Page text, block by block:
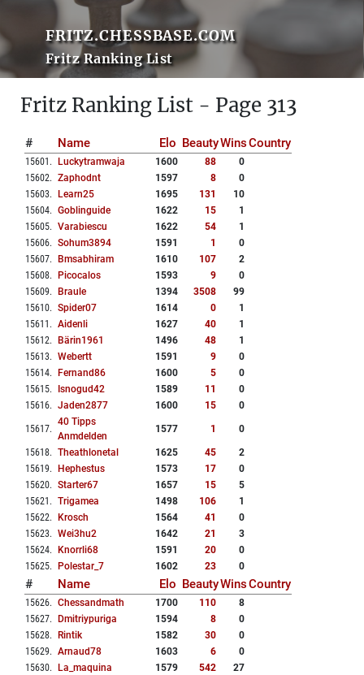
FRITZ.CHESSBASE.COM
Fritz Ranking List
Fritz Ranking List - Page 313
# Name Elo BeautyWinsCountry
15601 . Luckytramwaja 1600 88
0
15602. Zaphodnt 1597 8
0
15603. Learn25 1695 131
10
15604. Goblinguide 1622 15
1
15605. Varabiescu 1622 54
1
15606. Sohum3894 1591 1
0
15607. Bmsabhiram 1610 107
2
15608. Picocalos 1593 9
0
15609. Braule 1394 3508
99
15610. Spider07 1614 0
1
15611 . Aidenli 1627 40
1
15612. Bärin1961 1496 48
1
15613. Webertt 1591 9
0
15614. Fernand86 1600 5
0
15615. Isnogud42 1589 11
0
15616. Jaden2877 1600 15 0
15617.
40 Tipps
Anmdelden
1577 1 0
15618. Theathlonetal 1625 45
2
15619. Hephestus 1573 17
0
15620. Starter67 1657 15
5
15621 . Trigamea 1498 106
1
15622. Krosch 1564 41
0
15623. Wei3hu2 1642 21
3
15624. Knorrli68 1591 20
0
15625. Polestar_7 1602 23 0
# Name Elo BeautyWinsCountry
15626. Chessandmath 1700 110
8
15627. Dmitriypuriga 1594 8
0
15628. Rintik 1582 30
0
15629. Arnaud78 1603 6
0
15630. La_maquina 1579 542
27